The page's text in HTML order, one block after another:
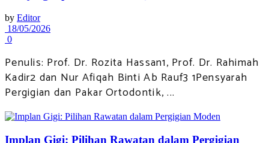
by Editor
18/05/2026
0
Penulis: Prof. Dr. Rozita Hassan1, Prof. Dr. Rahimah
Kadir2 dan Nur Afiqah Binti Ab Rauf3 1Pensyarah
Pergigian dan Pakar Ortodontik, ...
Implan Gigi: Pilihan Rawatan dalam Pergigian